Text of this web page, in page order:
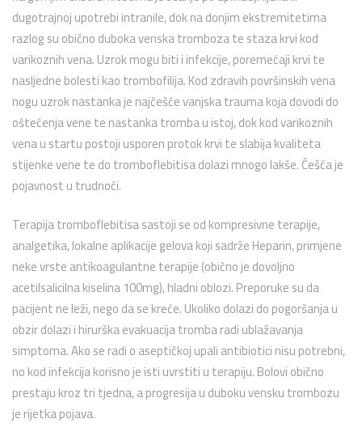
dugotrajnoj upotrebi intranile, dok na donjim ekstremitetima
razlog su obično duboka venska tromboza te staza krvi kod
varikoznih vena. Uzrok mogu biti i infekcije, poremećaji krvi te
nasljedne bolesti kao trombofilija. Kod zdravih površinskih vena
nogu uzrok nastanka je najčešće vanjska trauma koja dovodi do
oštećenja vene te nastanka tromba u istoj, dok kod varikoznih
vena u startu postoji usporen protok krvi te slabija kvaliteta
stijenke vene te do tromboflebitisa dolazi mnogo lakše. Češća je
pojavnost u trudnoći.
Terapija tromboflebitisa sastoji se od kompresivne terapije,
analgetika, lokalne aplikacije gelova koji sadrže Heparin, primjene
neke vrste antikoagulantne terapije (obično je dovoljno
acetilsalicilna kiselina 100mg), hladni oblozi. Preporuke su da
pacijent ne leži, nego da se kreće. Ukoliko dolazi do pogoršanja u
obzir dolazi i hirurška evakuacija tromba radi ublažavanja
simptoma. Ako se radi o aseptičkoj upali antibiotici nisu potrebni,
no kod infekcija korisno je isti uvrstiti u terapiju. Bolovi obično
prestaju kroz tri tjedna, a progresija u duboku vensku trombozu
je rijetka pojava.